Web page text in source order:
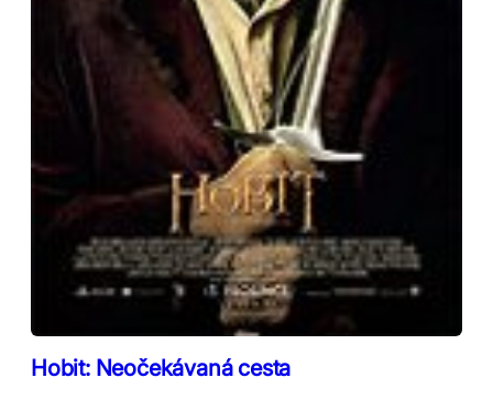
Hobit: Neočekávaná cesta